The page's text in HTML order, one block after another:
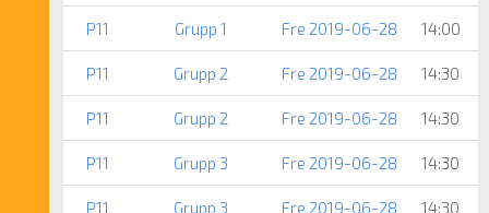
P11 Grupp 1 Fre 2019-06-28 14:00
P11 Grupp 2 Fre 2019-06-28 14:30
P11 Grupp 2 Fre 2019-06-28 14:30
P11 Grupp 3 Fre 2019-06-28 14:30
P11 Grupp 3 Fre 2019-06-28 14:30